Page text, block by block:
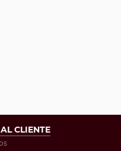
CLIENTE